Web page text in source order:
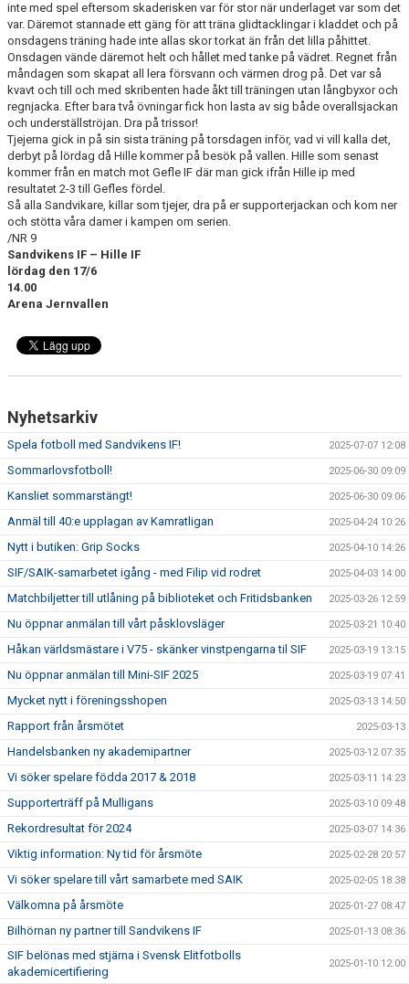
inte med spel eftersom skaderisken var för stor när underlaget var som det
var. Däremot stannade ett gäng för att träna glidtacklingar i kladdet och på
onsdagens träning hade inte allas skor torkat än från det lilla påhittet.
Onsdagen vände däremot helt och hållet med tanke på vädret. Regnet från
måndagen som skapat all lera försvann och värmen drog på. Det var så
kvavt och till och med skribenten hade åkt till träningen utan långbyxor och
regnjacka. Efter bara två övningar fick hon lasta av sig både overallsjackan
och underställströjan. Dra på trissor!
Tjejerna gick in på sin sista träning på torsdagen inför, vad vi vill kalla det,
derbyt på lördag då Hille kommer på besök på vallen. Hille som senast
kommer från en match mot Gefle IF där man gick ifrån Hille ip med
resultatet 2-3 till Gefles fördel.
Så alla Sandvikare, killar som tjejer, dra på er supporterjackan och kom ner
och stötta våra damer i kampen om serien.
/NR 9
Sandvikens IF – Hille IF
lördag den 17/6
14.00
Arena Jernvallen
Nyhetsarkiv
Spela fotboll med Sandvikens IF! 2025-07-07 12:08
Sommarlovsfotboll! 2025-06-30 09:09
Kansliet sommarstängt! 2025-06-30 09:06
Anmäl till 40:e upplagan av Kamratligan 2025-04-24 10:26
Nytt i butiken: Grip Socks 2025-04-10 14:26
SIF/SAIK-samarbetet igång - med Filip vid rodret 2025-04-03 14:00
Matchbiljetter till utlåning på biblioteket och Fritidsbanken 2025-03-26 12:59
Nu öppnar anmälan till vårt påsklovsläger 2025-03-21 10:40
Håkan världsmästare i V75 - skänker vinstpengarna til SIF 2025-03-19 13:15
Nu öppnar anmälan till Mini-SIF 2025 2025-03-19 07:41
Mycket nytt i föreningsshopen 2025-03-13 14:50
Rapport från årsmötet 2025-03-13
Handelsbanken ny akademipartner 2025-03-12 07:35
Vi söker spelare födda 2017 & 2018 2025-03-11 14:23
Supporterträff på Mulligans 2025-03-10 09:48
Rekordresultat för 2024 2025-03-07 14:36
Viktig information: Ny tid för årsmöte 2025-02-28 20:57
Vi söker spelare till vårt samarbete med SAIK 2025-02-05 18:38
Välkomna på årsmöte 2025-01-27 08:47
Bilhörnan ny partner till Sandvikens IF 2025-01-13 08:36
SIF belönas med stjärna i Svensk Elitfotbolls
akademicertifiering
2025-01-10 12:00